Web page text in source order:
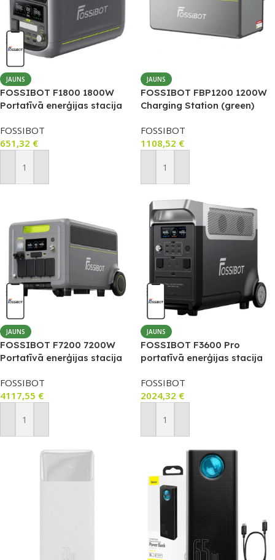
JAUNS
FOSSIBOT F1800 1800W
Portatīvā enerģijas stacija
FOSSIBOT
651,32 €
Pievienot Grozam
JAUNS
FOSSIBOT FBP1200 1200W
Charging Station (green)
FOSSIBOT
1108,52 €
Pievienot Grozam
JAUNS
FOSSIBOT F7200 7200W
Portatīvā enerģijas stacija
FOSSIBOT
4117,55 €
Pievienot Grozam
JAUNS
FOSSIBOT F3600 Pro
portatīvā enerģijas stacija
FOSSIBOT
2024,32 €
Pievienot Grozam